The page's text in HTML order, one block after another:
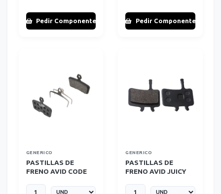
Pedir Componente Pedir Componente
GENERICO
PASTILLAS DE
FRENO AVID CODE
GENERICO
PASTILLAS DE
FRENO AVID JUICY